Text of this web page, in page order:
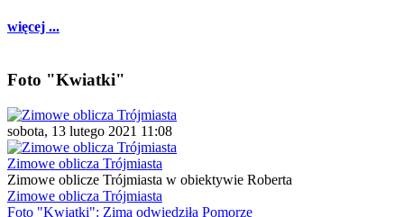
więcej ...
Foto "Kwiatki"
sobota, 13 lutego 2021 11:08
Zimowe oblicza Trójmiasta
Zimowe oblicze Trójmiasta w obiektywie Roberta
Zimowe oblicza Trójmiasta
Foto "Kwiatki": Zima odwiedziła Pomorze